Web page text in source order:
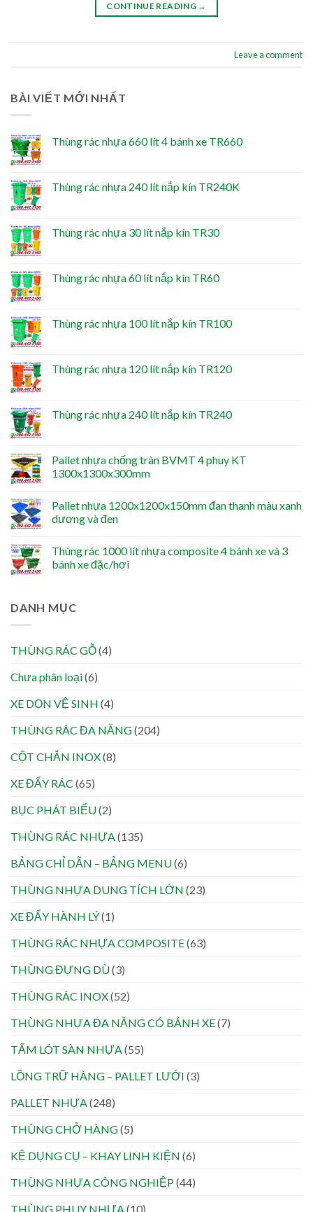
CONTINUE READING →
Leave a comment
BÀI VIẾT MỚI NHẤT
Thùng rác nhựa 660 lít 4 bánh xe TR660
Thùng rác nhựa 240 lít nắp kín TR240K
Thùng rác nhựa 30 lít nắp kín TR30
Thùng rác nhựa 60 lít nắp kín TR60
Thùng rác nhựa 100 lít nắp kín TR100
Thùng rác nhựa 120 lít nắp kín TR120
Thùng rác nhựa 240 lít nắp kín TR240
Pallet nhựa chống tràn BVMT 4 phuy KT
1300x1300x300mm
Pallet nhựa 1200x1200x150mm đan thanh màu xanh
dương và đen
Thùng rác 1000 lít nhựa composite 4 bánh xe và 3
bánh xe đặc/hơi
DANH MỤC
THÙNG RÁC GỖ(4)
Chưa phân loại(6)
XE DỌN VỆ SINH (4)
THÙNG RÁC ĐA NĂNG(204)
CỘT CHẮN INOX(8)
XE ĐẨY RÁC (65)
BỤC PHÁT BIỂU(2)
THÙNG RÁC NHỰA (135)
BẢNG CHỈ DẪN – BẢNG MENU(6)
THÙNG NHỰA DUNG TÍCH LỚN (23)
XE ĐẨY HÀNH LÝ(1)
THÙNG RÁC NHỰA COMPOSITE(63)
THÙNG ĐỰNG DÙ(3)
THÙNG RÁC INOX(52)
THÙNG NHỰA ĐA NĂNG CÓ BÁNH XE(7)
TẤM LÓT SÀN NHỰA (55)
LỒNG TRỮ HÀNG – PALLET LƯỚI (3)
PALLET NHỰA (248)
THÙNG CHỞ HÀNG(5)
KỆ DỤNG CỤ – KHAY LINH KIỆN (6)
THÙNG NHỰA CÔNG NGHIỆP(44)
THÙNG PHUY NHỰA (10)